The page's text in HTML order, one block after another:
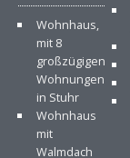
Wohnhaus,
mit 8
großzügigen
Wohnungen
in Stuhr
Wohnhaus
mit
Walmdach